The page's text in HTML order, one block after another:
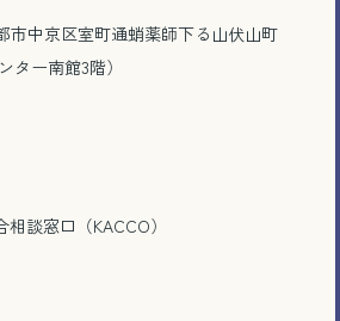
市中京区室町通蛸薬師下る山伏山町
ー南館3階）
談窓口（KACCO）